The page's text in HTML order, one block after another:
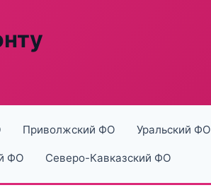
Приволжский ФО Уральский ФО
ФО Северо-Кавказский ФО